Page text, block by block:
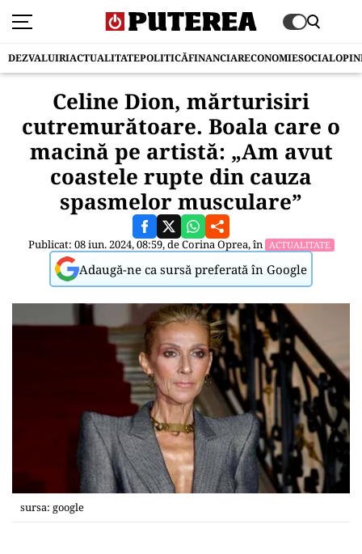
DEZVALUIRIACTUALITATEPOLITICĂFINANCIARECONOMIESOCIAL
Celine Dion, mărturisiri
cutremurătoare. Boala care o
macină pe artistă: „Am avut
coastele rupte din cauza
spasmelor musculare”
Publicat: 08 iun. 2024, 08:59, deCorina Oprea, în ACTUALITATE
Adaugă-ne ca sursă preferată în Google
sursa: google